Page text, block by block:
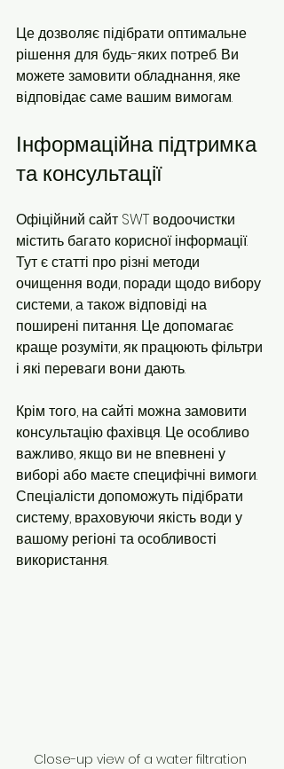
Це дозволяє підібрати оптимальне
рішення для будь-яких потреб. Ви
можете замовити обладнання, яке
відповідає саме вашим вимогам.
Інформаційна підтримка
та консультації
Офіційний сайт SWT водоочистки
містить багато корисної інформації.
Тут є статті про різні методи
очищення води, поради щодо вибору
системи, а також відповіді на
поширені питання. Це допомагає
краще розуміти, як працюють фільтри
і які переваги вони дають.
Крім того, на сайті можна замовити
консультацію фахівця. Це особливо
важливо, якщо ви не впевнені у
виборі або маєте специфічні вимоги.
Спеціалісти допоможуть підібрати
систему, враховуючи якість води у
вашому регіоні та особливості
використання.
Close-up view of a water filtration